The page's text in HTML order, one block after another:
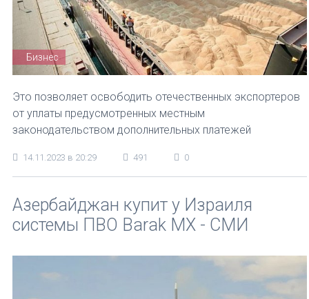
Бизнес
Это позволяет освободить отечественных экспортеров
от уплаты предусмотренных местным
законодательством дополнительных платежей
14.11.2023 в 20:29 491 0
Азербайджан купит у Израиля
системы ПВО Barak MX - СМИ